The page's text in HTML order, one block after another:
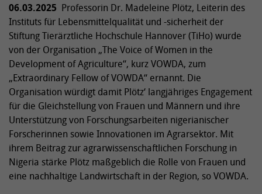
06.03.2025 Professorin Dr. Madeleine Plötz, Leiterin des
Instituts für Lebensmittelqualität und -sicherheit der
Stiftung Tierärztliche Hochschule Hannover (TiHo) wurde
von der Organisation „The Voice of Women in the
Development of Agriculture“, kurz VOWDA, zum
„Extraordinary Fellow of VOWDA“ ernannt. Die
Organisation würdigt damit Plötz‘ langjähriges Engagement
für die Gleichstellung von Frauen und Männern und ihre
Unterstützung von Forschungsarbeiten nigerianischer
Forscherinnen sowie Innovationen im Agrarsektor. Mit
ihrem Beitrag zur agrarwissenschaftlichen Forschung in
Nigeria stärke Plötz maßgeblich die Rolle von Frauen und
eine nachhaltige Landwirtschaft in der Region, so VOWDA.